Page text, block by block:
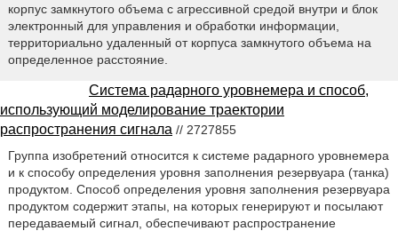
корпус замкнутого объема с агрессивной средой внутри и блок
электронный для управления и обработки информации,
территориально удаленный от корпуса замкнутого объема на
определенное расстояние.
Система радарного уровнемера и способ,
использующий моделирование траектории
распространения сигнала // 2727855
Группа изобретений относится к системе радарного уровнемера
и к способу определения уровня заполнения резервуара (танка)
продуктом. Способ определения уровня заполнения резервуара
продуктом содержит этапы, на которых генерируют и посылают
передаваемый сигнал, обеспечивают распространение